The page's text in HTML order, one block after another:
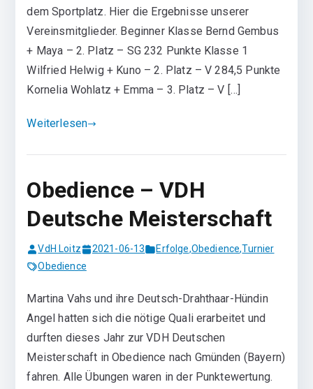
dem Sportplatz. Hier die Ergebnisse unserer
Vereinsmitglieder. Beginner Klasse Bernd Gembus
+ Maya – 2. Platz – SG 232 Punkte Klasse 1
Wilfried Helwig + Kuno – 2. Platz – V 284,5 Punkte
Kornelia Wohlatz + Emma – 3. Platz – V […]
Weiterlesen
Obedience – VDH
Deutsche Meisterschaft
VdH Loitz 2021-06-13 Erfolge,Obedience,Turnier
Obedience
Martina Vahs und ihre Deutsch-Drahthaar-Hündin
Angel hatten sich die nötige Quali erarbeitet und
durften dieses Jahr zur VDH Deutschen
Meisterschaft in Obedience nach Gmünden (Bayern)
fahren. Alle Übungen waren in der Punktewertung.